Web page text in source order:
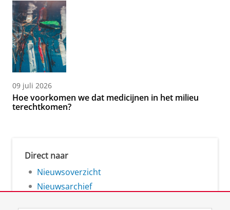
09 juli 2026
Hoe voorkomen we dat medicijnen in het milieu
terechtkomen?
Direct naar
Nieuwsoverzicht
Nieuwsarchief